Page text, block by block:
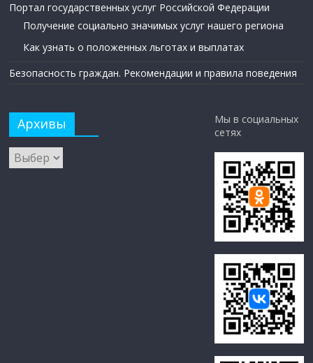
Портал государственных услуг Российской Федерации
Получение социально значимых услуг нашего региона
Как узнать о положенных льготах и выплатах
Безопасность граждан. Рекомендации и правила поведения
Архивы
Мы в социальных
сетях